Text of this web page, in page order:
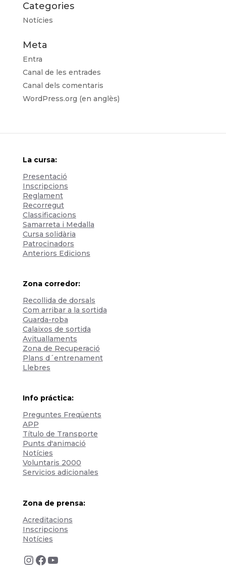
Categories
Notícies
Meta
Entra
Canal de les entrades
Canal dels comentaris
WordPress.org (en anglès)
La cursa:
Presentació
Inscripcions
Reglament
Recorregut
Classificacions
Samarreta i Medalla
Cursa solidària
Patrocinadors
Anteriors Edicions
Zona corredor:
Recollida de dorsals
Com arribar a la sortida
Guarda-roba
Calaixos de sortida
Avituallaments
Zona de Recuperació
Plans d´entrenament
Llebres
Info práctica:
Preguntes Freqüents
APP
Título de Transporte
Punts d'animació
Notícies
Voluntaris 2000
Servicios adicionales
Zona de prensa:
Acreditacions
Inscripcions
Notícies
InstagramFacebook YouTube